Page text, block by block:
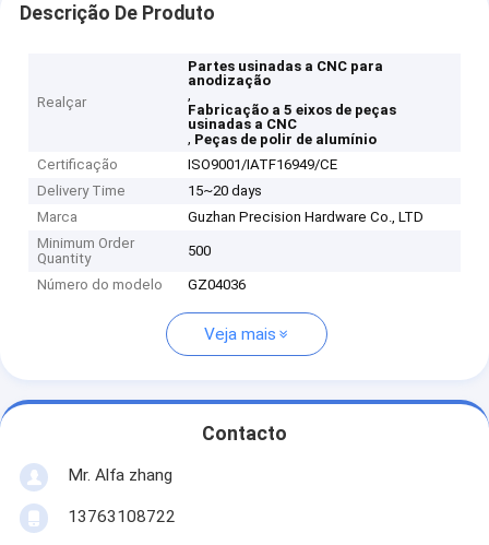
Descrição De Produto
Realçar
Partes usinadas a CNC para
anodização
,
Fabricação a 5 eixos de peças
usinadas a CNC
, Peças de polir de alumínio
Certificação
ISO9001/IATF16949/CE
Delivery Time
15~20 days
Marca
Guzhan Precision Hardware Co., LTD
Minimum Order
Quantity
500
Número do modelo GZ04036
Veja mais
Contacto
Mr. Alfa zhang
13763108722